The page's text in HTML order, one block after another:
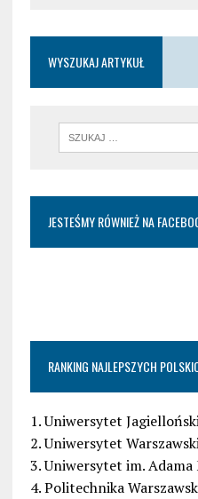
WYSZUKAJ ARTYKUŁ
JESTEŚMY RÓWNIEŻ NA
RANKING NAJLEPSZYCH
1. Uniwersytet
2. Uniwersytet
3. Uniwersytet im.
4. Politechnika